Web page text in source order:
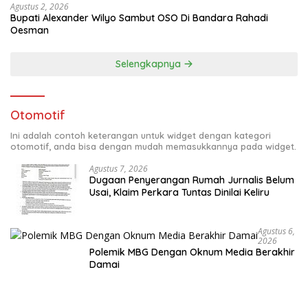
Agustus 2, 2026
Bupati Alexander Wilyo Sambut OSO Di Bandara Rahadi
Oesman
Selengkapnya
Otomotif
Ini adalah contoh keterangan untuk widget dengan kategori
otomotif, anda bisa dengan mudah memasukkannya pada widget.
Agustus 7, 2026
Dugaan Penyerangan Rumah Jurnalis Belum
Usai, Klaim Perkara Tuntas Dinilai Keliru
Agustus 6,
2026
Polemik MBG Dengan Oknum Media Berakhir
Damai